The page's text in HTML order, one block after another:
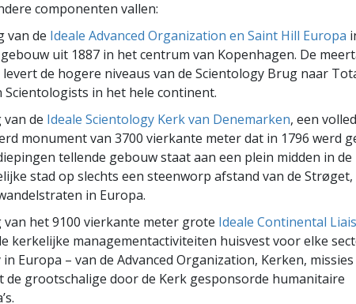
componenten vallen:
van de Ideale Advanced Organization en Saint Hill Europa
uit 1887 in het centrum van Kopenhagen. De
de hogere niveaus van de Scientology Brug naar
Scientologists in het hele continent.
de Ideale Scientology Kerk van Denemarken, een
monument van 3700 vierkante meter dat in 1796 werd
tellende gebouw staat aan een plein midden in de
stad op slechts een steenworp afstand van de Strøget,
in Europa.
van het 9100 vierkante meter grote Ideale Continental
kerkelijke management­activiteiten huisvest voor elke
Europa – van de Advanced Organization, Kerken, missies
de grootschalige door de Kerk gesponsorde humanitaire